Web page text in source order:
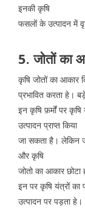
इनकी कृषि
फसलों के उत्पादन में
5. जोतों का
कृषि जोतों का आकार
प्रभावित करता हे।
इन कृषि फ़र्मों पर
उत्पादन प्राप्त किया
जा सकता है। लेकिन
और कृषि
जोतो का आकार छोटा
इन पर कृषि यंत्रों
उत्पादन पर पड़ता हे।